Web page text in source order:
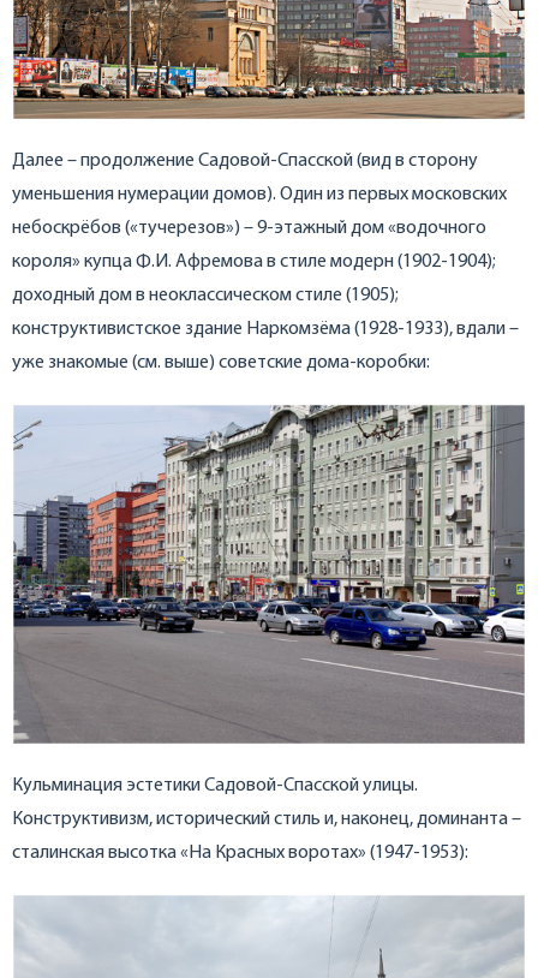
Далее – продолжение Садовой-Спасской (вид в сторону
уменьшения нумерации домов). Один из первых московских
небоскрёбов («тучерезов») – 9-этажный дом «водочного
короля» купца Ф.И. Афремова в стиле модерн (1902-1904);
доходный дом в неоклассическом стиле (1905);
конструктивистское здание Наркомзёма (1928-1933), вдали –
уже знакомые (см. выше) советские дома-коробки:
Кульминация эстетики Садовой-Спасской улицы.
Конструктивизм, исторический стиль и, наконец, доминанта –
сталинская высотка «На Красных воротах» (1947-1953):